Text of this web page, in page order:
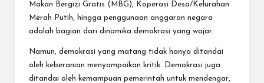
Makan Bergizi Gratis (MBG), Koperasi Desa/Kelurahan
Merah Putih, hingga penggunaan anggaran negara
adalah bagian dari dinamika demokrasi yang wajar.
Namun, demokrasi yang matang tidak hanya ditandai
oleh keberanian menyampaikan kritik. Demokrasi juga
ditandai oleh kemampuan pemerintah untuk mendengar,